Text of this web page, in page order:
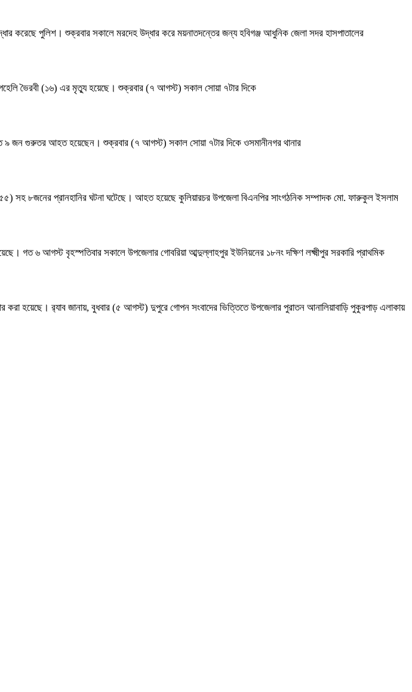
করেছে পুলিশ। শুক্রবার সকালে মরদেহ উদ্ধার করে ময়নাতদন্তের জন্য হবিগঞ্জ আধুনিক জেলা সদর হাসপাতালের
পেহেলি ভৈরবী (১৬) এর মৃত্যু হয়েছে। শুক্রবার (৭ আগস্ট) সকাল সোয়া ৭টার দিকে
৯ জন গুরুতর আহত হয়েছেন। শুক্রবার (৭ আগস্ট) সকাল সোয়া ৭টার দিকে ওসমানীনগর থানার
(৫৫) সহ ৮জনের প্রানহানির ঘটনা ঘটেছে। আহত হয়েছে কুলিয়ারচর উপজেলা বিএনপির সাংগঠনিক সম্পাদক মো. ফারুকুল ইসলাম
গত ৬ আগস্ট বৃহস্পতিবার সকালে উপজেলার গোবরিয়া আব্দুল্লাহপুর ইউনিয়নের ১৮নং দক্ষিণ লক্ষ্মীপুর সরকারি প্রাথমিক
করা হয়েছে। র‍্যাব জানায়, বুধবার (৫ আগস্ট) দুপুরে গোপন সংবাদের ভিত্তিতে উপজেলার পুরাতন আনালিয়াবাড়ি পুকুরপাড় এলাকায়